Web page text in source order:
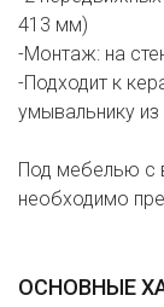
413 мм)
-Монтаж: на
-Подходит к
умывальнику
Под мебелью с
необходимо
ОСНОВНЫЕ